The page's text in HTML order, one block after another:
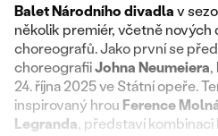
Balet Národního divadlav
několik premiér, včetně nových
choreografů. Jako první se
choreografiiJohna Neumeiera,
24. října 2025 ve Státní opeře.
inspirovaný hrou Ference
Legranda, představí kombinaci